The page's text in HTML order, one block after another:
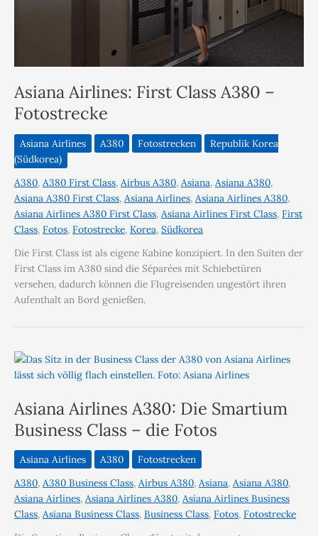
Asiana Airlines: First Class A380 –
Fotostrecke
Asiana Airlines A380 Fotostrecken
Republik Korea
(Südkorea)
A380, A380 First Class, Airbus A380, Asiana, Asiana A380,
Asiana A380 First Class, Asiana Airlines, Asiana Airlines A380,
Asiana Airlines A380 First Class, Asiana Airlines First Class, First
Class, Fotos, Fotostrecke, Korea, Südkorea
Die First Class ist als eigene Kabine konzipiert. In den Suiten der
First Class im A380 sind die Séparées mit Schiebetüren
versehen, dadurch können die Flugreisenden ungestört ihren
Aufenthalt an Bord genießen.
Asiana Airlines A380: Die Smartium
Business Class – die Fotos
Asiana Airlines A380
Fotostrecken
A380, A380 Business Class, Airbus A380, Asiana, Asiana A380,
Asiana Airlines, Asiana Airlines A380, Asiana Airlines Business
Class, Asiana Business Class, Business Class, Fotos, Fotostrecke